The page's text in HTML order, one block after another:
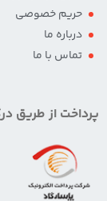
حریم خصوصی
درباره ما
تماس با ما
پرداخت از طریق